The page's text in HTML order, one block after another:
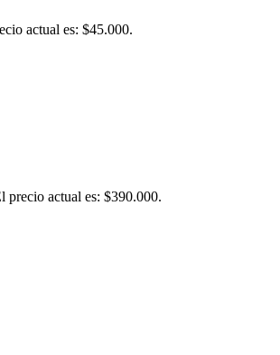
actual es: $45.000.
precio actual es: $390.000.